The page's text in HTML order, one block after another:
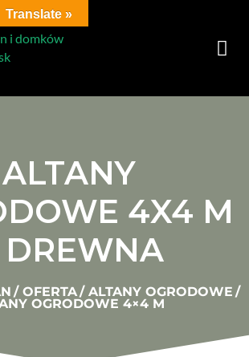
ALTANY
4X4 M
/ OFERTA/ ALTANY OGRODOWE /
OGRODOWE 4×4 M
Translate »